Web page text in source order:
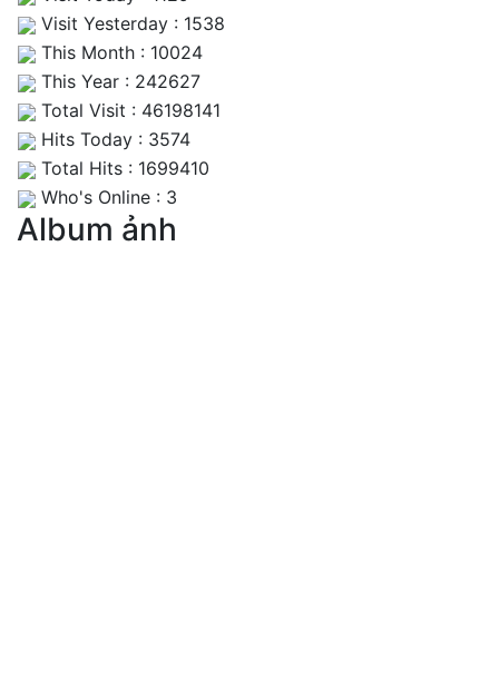
Visit Yesterday : 1538
This Month : 10024
This Year : 242627
Total Visit : 46198141
Hits Today : 3574
Total Hits : 1699410
Who's Online : 3
Album ảnh